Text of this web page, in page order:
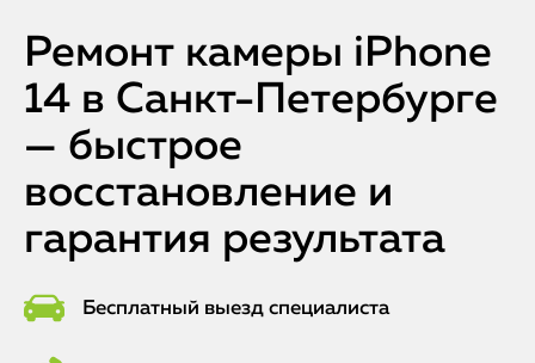
Ремонт камеры iPhone
14 в Санкт-Петербурге
— быстрое
восстановление и
гарантия результата
Бесплатный выезд специалиста